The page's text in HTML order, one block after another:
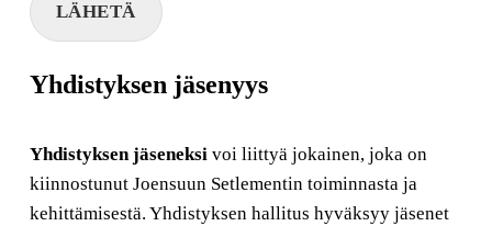
LÄHETÄ
Yhdistyksen jäsenyys
Yhdistyksen jäseneksivoi liittyä jokainen, joka on
kiinnostunut Joensuun Setlementin toiminnasta ja
kehittämisestä. Yhdistyksen hallitus hyväksyy jäsenet